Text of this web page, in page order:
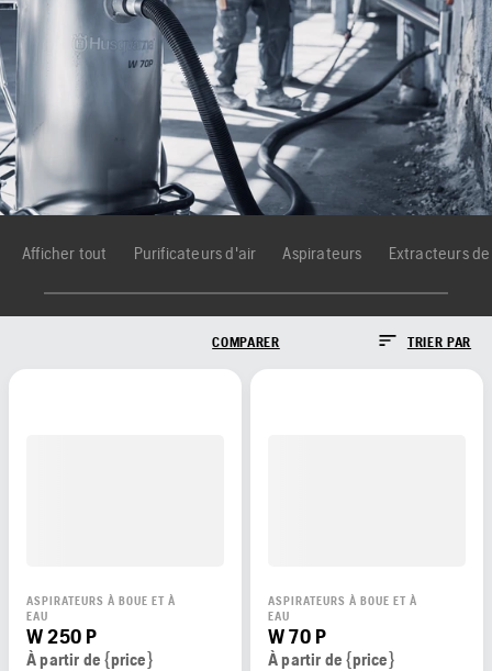
Afficher tout Purificateurs d'air Aspirateurs Extracteurs
COMPARER TRIER PAR
ASPIRATEURS À BOUE ET À
EAU
W 250 P
À partir de {price}
ASPIRATEURS À BOUE ET À
EAU
W 70 P
À partir de {price}